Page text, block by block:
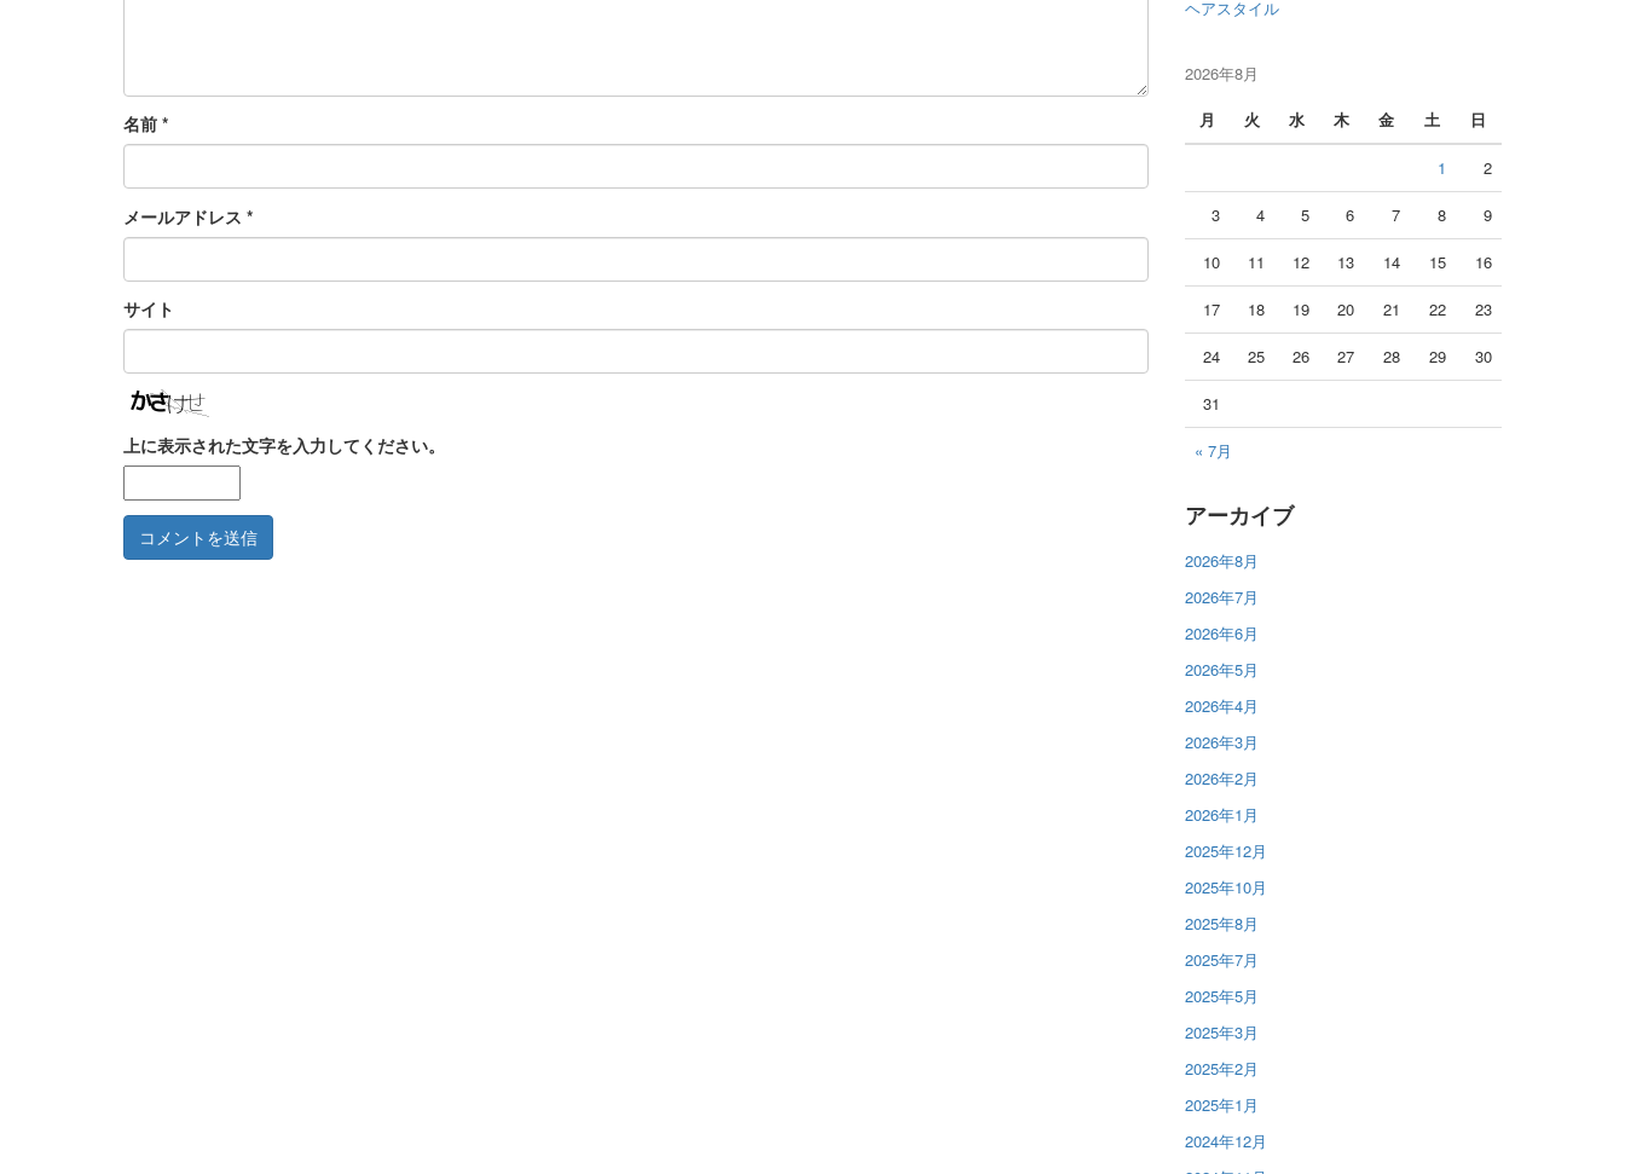
名前 *
メールアドレス *
サイト
上に表示された文字を入力してください。
ヘアスタイル
2026年8月
月
火 水 木 金 土 日
« 7月
1 2
3 4 5 6 7 8 9
10 11 12 13 14 15 16
17 18 19 20 21 22 23
24 25 26 27 28 29 30
31
アーカイブ
2026年8月
2026年7月
2026年6月
2026年5月
2026年4月
2026年3月
2026年2月
2026年1月
2025年12月
2025年10月
2025年8月
2025年7月
2025年5月
2025年3月
2025年2月
2025年1月
2024年12月